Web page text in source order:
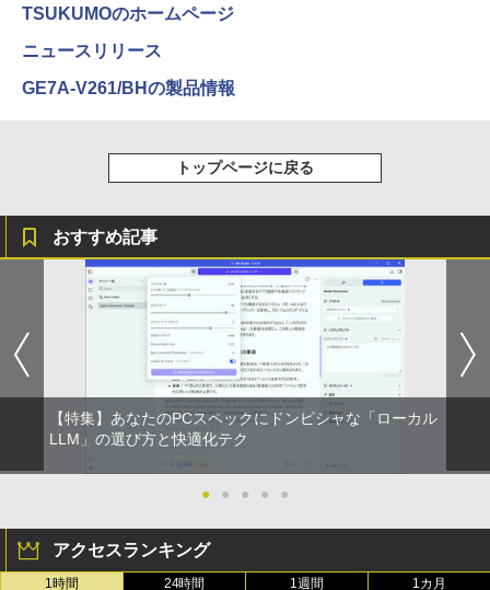
TSUKUMOのホームページ
ニュースリリース
GE7A-V261/BHの製品情報
トップページに戻る
おすすめ記事
【特集】あなたのPCスペックにドンピシャな「ローカル
LLM」の選び方と快適化テク
● ● ● ● ●
アクセスランキング
1時間 24時間 1週間 1カ月